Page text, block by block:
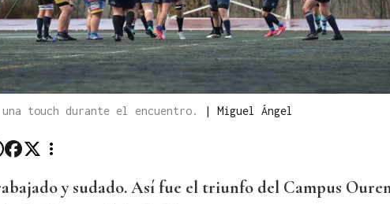
touch durante el encuentro. | Miguel Ángel
y sudado. Así fue el triunfo del Campus